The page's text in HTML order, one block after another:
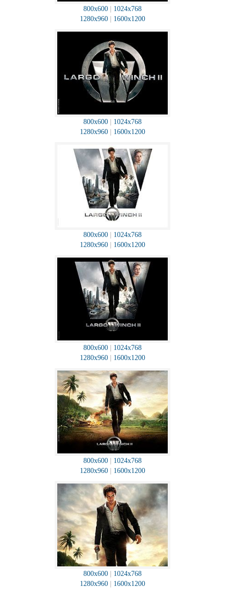
800x600
1024x768
1280x960
1600x1200
800x600
1024x768
1280x960
1600x1200
800x600
1024x768
1280x960
1600x1200
800x600
1024x768
1280x960
1600x1200
800x600
1024x768
1280x960
1600x1200
800x600
1024x768
1280x960
1600x1200